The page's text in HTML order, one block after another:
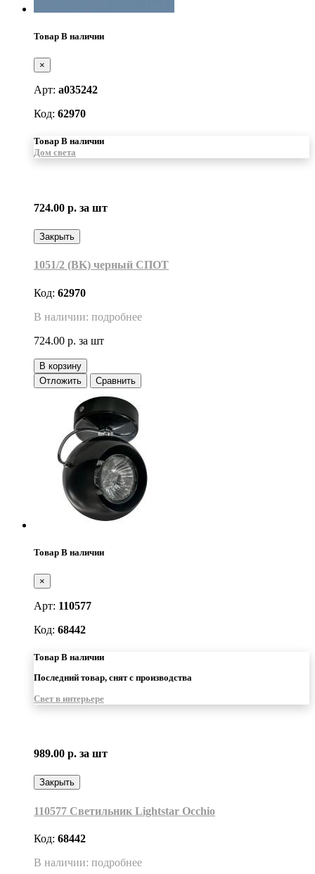
Товар В наличии
×
Арт: a035242
Код: 62970
Товар В наличии
Дом света
724.00 р. за шт
Закрыть
1051/2 (BK) черный СПОТ
Код: 62970
В наличии: подробнее
724.00 р. за шт
В корзину
Отложить
Сравнить
Товар В наличии
×
Арт: 110577
Код: 68442
Товар В наличии
Последний товар, снят с производства
Свет в интерьере
989.00 р. за шт
Закрыть
110577 Светильник Lightstar Occhio
Код: 68442
В наличии: подробнее